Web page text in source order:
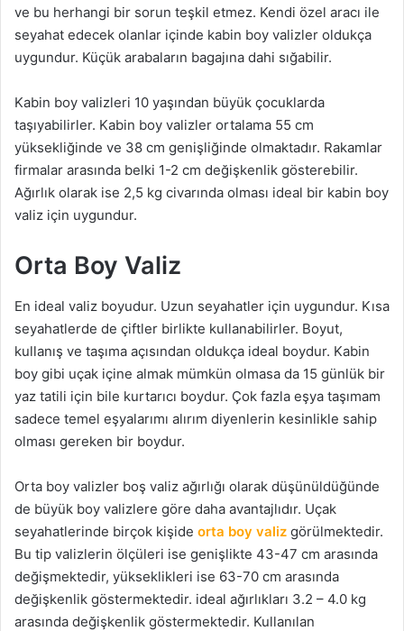
ve bu herhangi bir sorun teşkil etmez. Kendi özel aracı ile
seyahat edecek olanlar içinde kabin boy valizler oldukça
uygundur. Küçük arabaların bagajına dahi sığabilir.
Kabin boy valizleri 10 yaşından büyük çocuklarda
taşıyabilirler. Kabin boy valizler ortalama 55 cm
yüksekliğinde ve 38 cm genişliğinde olmaktadır. Rakamlar
firmalar arasında belki 1-2 cm değişkenlik gösterebilir.
Ağırlık olarak ise 2,5 kg civarında olması ideal bir kabin boy
valiz için uygundur.
Orta Boy Valiz
En ideal valiz boyudur. Uzun seyahatler için uygundur. Kısa
seyahatlerde de çiftler birlikte kullanabilirler. Boyut,
kullanış ve taşıma açısından oldukça ideal boydur. Kabin
boy gibi uçak içine almak mümkün olmasa da 15 günlük bir
yaz tatili için bile kurtarıcı boydur. Çok fazla eşya taşımam
sadece temel eşyalarımı alırım diyenlerin kesinlikle sahip
olması gereken bir boydur.
Orta boy valizler boş valiz ağırlığı olarak düşünüldüğünde
de büyük boy valizlere göre daha avantajlıdır. Uçak
seyahatlerinde birçok kişide orta boy valiz görülmektedir.
Bu tip valizlerin ölçüleri ise genişlikte 43-47 cm arasında
değişmektedir, yükseklikleri ise 63-70 cm arasında
değişkenlik göstermektedir. ideal ağırlıkları 3.2 – 4.0 kg
arasında değişkenlik göstermektedir. Kullanılan